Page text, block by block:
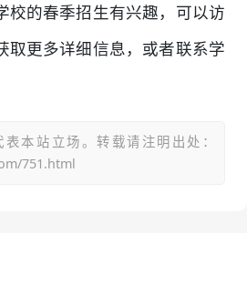
校的春季招生有兴趣，可以访
取更多详细信息，或者联系学
本站立场。转载请注明出处：
751.html